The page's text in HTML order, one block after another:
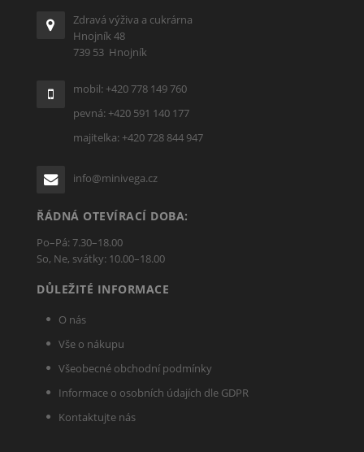
Zdravá výživa a cukrárna
Hnojník 48
739 53 Hnojník
mobil: +420 778 149 760
pevná: +420 591 140 177
majitelka: +420 728 844 947
info@minivega.cz
ŘÁDNÁ OTEVÍRACÍ DOBA:
Po–Pá: 7.30–18.00
So, Ne, svátky: 10.00–18.00
DŮLEŽITÉ INFORMACE
O nás
Vše o nákupu
Všeobecné obchodní podmínky
Informace o osobních údajích dle GDPR
Kontaktujte nás